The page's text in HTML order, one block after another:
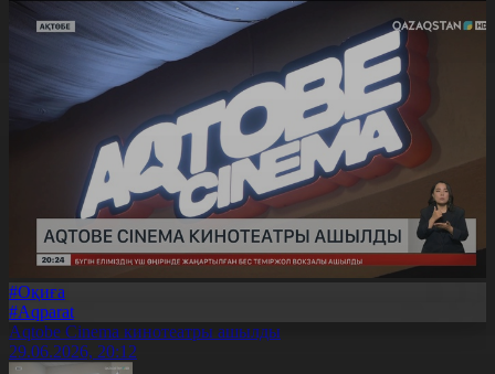
#Оқиға
#Aqparat
Aqtobe Cinema кинотеатры ашылды
29.06.2026, 20:12